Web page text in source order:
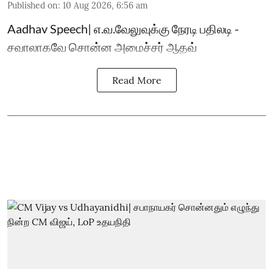
Published on: 10 Aug 2026, 6:56 am
Aadhav Speech| எ.வ.வேலுவுக்கு நேரடி பதிலடி -
சவாலாகவே சொன்ன அமைச்சர் ஆதவ்
Read More